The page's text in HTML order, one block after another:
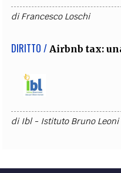
diFrancesco Loschi
DIRITTO / Airbnb tax:
di Ibl - Istituto Bruno Leoni